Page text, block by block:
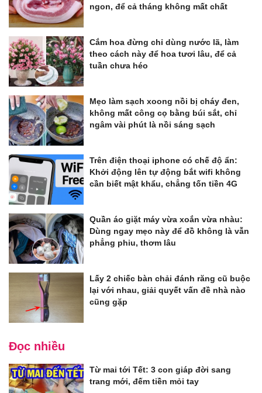
ngon, để cả tháng không mất chất
Cắm hoa đừng chỉ dùng nước lã, làm
theo cách này để hoa tươi lâu, để cả
tuần chưa héo
Mẹo làm sạch xoong nồi bị cháy đen,
không mất công cọ bằng búi sắt, chỉ
ngâm vài phút là nồi sáng sạch
Trên điện thoại iphone có chế độ ẩn:
Khởi động lên tự động bắt wifi không
cần biết mật khẩu, chẳng tốn tiền 4G
Quần áo giặt máy vừa xoắn vừa nhàu:
Dùng ngay mẹo này để đồ không là vẫn
phẳng phiu, thơm lâu
Lấy 2 chiếc bàn chải đánh răng cũ buộc
lại với nhau, giải quyết vấn đề nhà nào
cũng gặp
Đọc nhiều
Từ mai tới Tết: 3 con giáp đời sang
trang mới, đếm tiền mỏi tay